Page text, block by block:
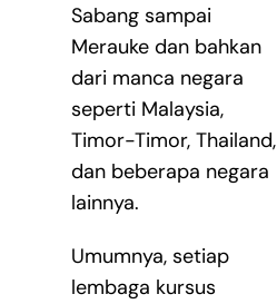
Sabang sampai
Merauke dan bahkan
dari manca negara
seperti Malaysia,
Timor-Timor, Thailand,
dan beberapa negara
lainnya.
Umumnya, setiap
lembaga kursus